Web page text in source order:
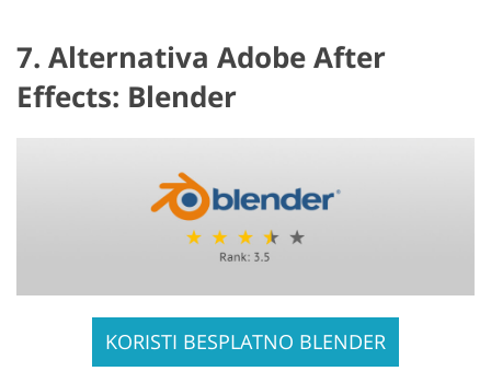
7. Alternativa Adobe After
Effects: Blender
KORISTI BESPLATNO BLENDER